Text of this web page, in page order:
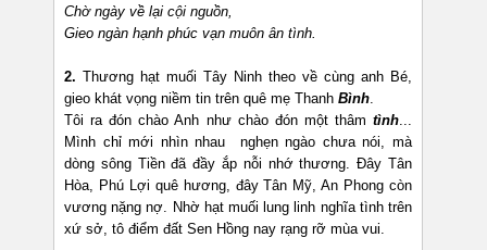
Chờ ngày về lại cội nguồn,
Gieo ngàn hạnh phúc vạn muôn ân tình.
2. Thương hạt muối Tây Ninh theo về cùng anh Bé,
gieo khát vọng niềm tin trên quê mẹ Thanh Bình.
Tôi ra đón chào Anh như chào đón một thâm tình...
Mình chỉ mới nhìn nhau nghẹn ngào chưa nói, mà
dòng sông Tiền đã đầy ắp nỗi nhớ thương. Đây Tân
Hòa, Phú Lợi quê hương, đây Tân Mỹ, An Phong còn
vương nặng nợ. Nhờ hạt muối lung linh nghĩa tình trên
xứ sở, tô điểm đất Sen Hồng nay rạng rỡ mùa vui.